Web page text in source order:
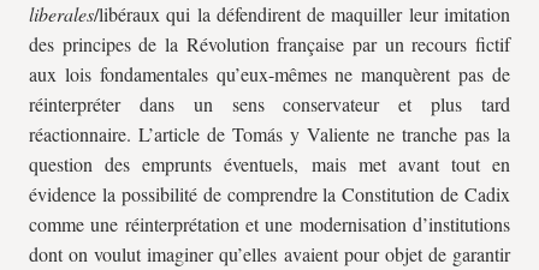
liberales/libéraux qui la défendirent de maquiller leur imitation
des principes de la Révolution française par un recours fictif
aux lois fondamentales qu’eux-mêmes ne manquèrent pas de
réinterpréter dans un sens conservateur et plus tard
réactionnaire. L’article de Tomás y Valiente ne tranche pas la
question des emprunts éventuels, mais met avant tout en
évidence la possibilité de comprendre la Constitution de Cadix
comme une réinterprétation et une modernisation d’institutions
dont on voulut imaginer qu’elles avaient pour objet de garantir